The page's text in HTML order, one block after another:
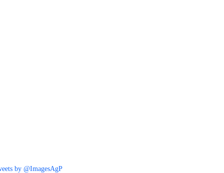
by @ImagesAgP